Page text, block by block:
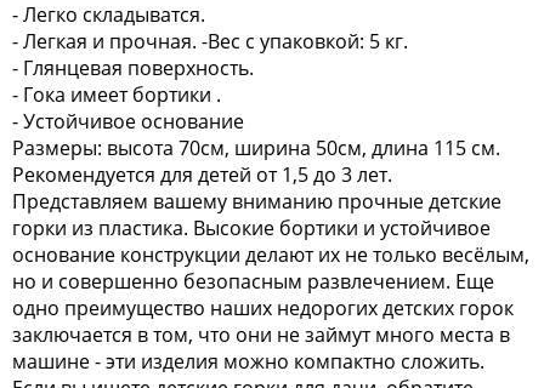
- Легко складыватся.
- Легкая и прочная. -Вес с упаковкой: 5 кг.
- Глянцевая поверхность.
- Гока имеет бортики .
- Устойчивое основание
Размеры: высота 70см, ширина 50см, длина 115 см.
Рекомендуется для детей от 1,5 до 3 лет.
Представляем вашему вниманию прочные детские
горки из пластика. Высокие бортики и устойчивое
основание конструкции делают их не только весёлым,
но и совершенно безопасным развлечением. Еще
одно преимущество наших недорогих детских горок
заключается в том, что они не займут много места в
машине - эти изделия можно компактно сложить.